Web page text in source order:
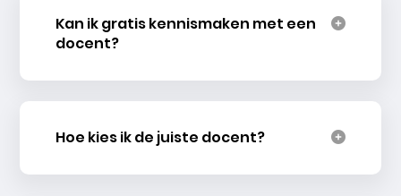
Kan ik gratis kennismaken met een
docent?
Hoe kies ik de juiste docent?